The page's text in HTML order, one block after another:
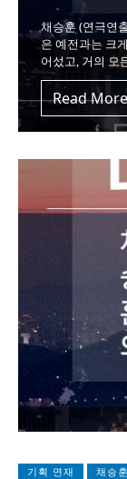
채승훈 (연극
은 예전과는 크
어섰고, 거의 모
Read More
기획 연재 채승